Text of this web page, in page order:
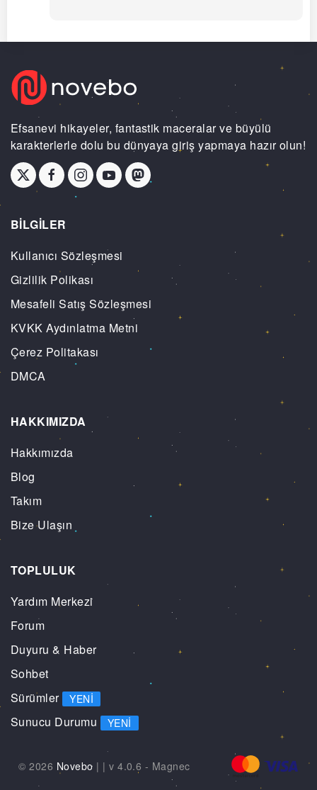
Efsanevi hikayeler, fantastik maceralar ve büyülü
karakterlerle dolu bu dünyaya giriş yapmaya hazır olun!
BİLGİLER
Kullanıcı Sözleşmesi
Gizlilik Polikası
Mesafeli Satış Sözleşmesi
KVKK Aydınlatma Metni
Çerez Politakası
DMCA
HAKKIMIZDA
Hakkımızda
Blog
Takım
Bize Ulaşın
TOPLULUK
Yardım Merkezi
Forum
Duyuru & Haber
Sohbet
Sürümler YENI
Sunucu Durumu YENI
© 2026 Novebo | | v 4.0.6 - Magnec